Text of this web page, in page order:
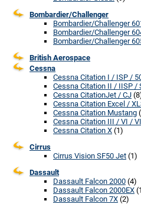
Bombardier/Challenger
Bombardier/Challenger
Bombardier/Challenger
Bombardier/Challenger
British Aerospace
Cessna
Cessna Citation I / ISP /
Cessna Citation II / IISP /
Cessna CitationJet / CJ
Cessna Citation Excel /
Cessna Citation Mustang
Cessna Citation III / VI /
Cessna Citation X (1)
Cirrus
Cirrus Vision SF50 Jet (1)
Dassault
Dassault Falcon 2000 (4)
Dassault Falcon 2000EX
Dassault Falcon 7X (2)